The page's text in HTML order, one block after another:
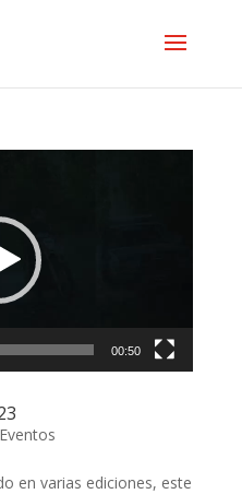
00:50
Eventos
en varias ediciones, este